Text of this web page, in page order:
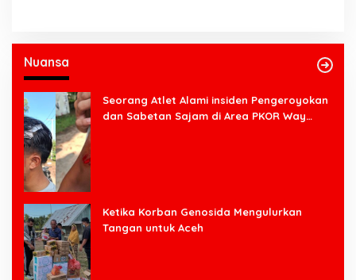
Nuansa
Seorang Atlet Alami insiden Pengeroyokan
dan Sabetan Sajam di Area PKOR Way
Ketika Korban Genosida Mengulurkan
Tangan untuk Aceh